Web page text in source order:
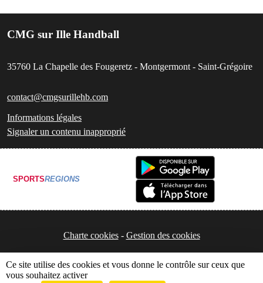
CMG sur Ille Handball
35760 La Chapelle des Fougeretz - Montgermont - Saint-Grégoire
contact@cmgsurillehb.com
Informations légales
Signaler un contenu inapproprié
SPORTSREGIONS
Charte cookies Gestion des cookies
Ce site utilise des cookies et vous donne le contrôle sur ceux que
vous souhaitez activer